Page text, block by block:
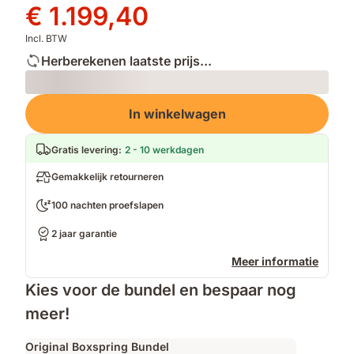
prijs
€ 1.999,00
Prijs
€ 1.199,40
€ 1.199,40
Incl. BTW
Herberekenen laatste prijs...
Loading
In winkelwagen
Gratis levering: 2 - 10 werkdagen
Gemakkelijk retourneren
100 nachten proefslapen
2 jaar garantie
Meer informatie
Kies voor de bundel en bespaar nog
meer!
Original Boxspring Bundel